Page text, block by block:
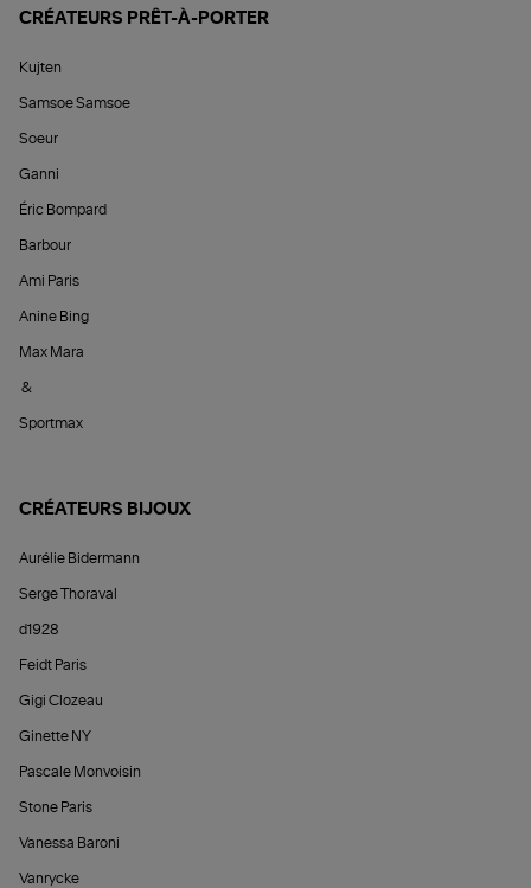
CRÉATEURS PRÊT-À-PORTER
Kujten
Samsoe Samsoe
Soeur
Ganni
Éric Bompard
Barbour
Ami Paris
Anine Bing
Max Mara
&
Sportmax
CRÉATEURS BIJOUX
Aurélie Bidermann
Serge Thoraval
d1928
Feidt Paris
Gigi Clozeau
Ginette NY
Pascale Monvoisin
Stone Paris
Vanessa Baroni
Vanrycke